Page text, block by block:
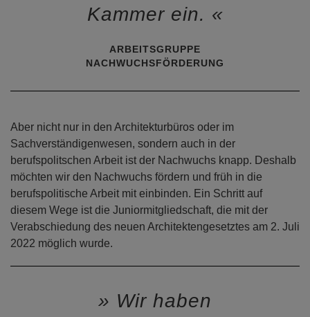
Kammer ein.
ARBEITSGRUPPE
NACHWUCHSFÖRDERUNG
Aber nicht nur in den Architekturbüros oder im
Sachverständigenwesen, sondern auch in der
berufspolitschen Arbeit ist der Nachwuchs knapp. Deshalb
möchten wir den Nachwuchs fördern und früh in die
berufspolitische Arbeit mit einbinden. Ein Schritt auf
diesem Wege ist die Juniormitgliedschaft, die mit der
Verabschiedung des neuen Architektengesetztes am 2. Juli
2022 möglich wurde.
Wir haben